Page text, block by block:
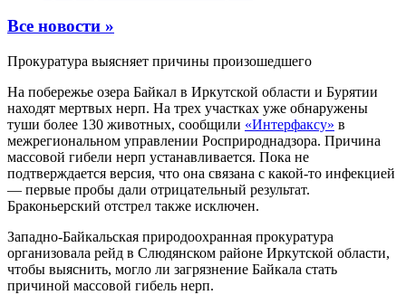
Все новости »
Прокуратура выясняет причины произошедшего
На побережье озера Байкал в Иркутской области и Бурятии
находят мертвых нерп. На трех участках уже обнаружены
туши более 130 животных, сообщили «Интерфаксу» в
межрегиональном управлении Росприроднадзора. Причина
массовой гибели нерп устанавливается. Пока не
подтверждается версия, что она связана с какой-то инфекцией
— первые пробы дали отрицательный результат.
Браконьерский отстрел также исключен.
Западно-Байкальская природоохранная прокуратура
организовала рейд в Слюдянском районе Иркутской области,
чтобы выяснить, могло ли загрязнение Байкала стать
причиной массовой гибель нерп.